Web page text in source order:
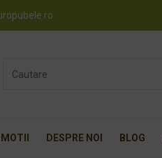
DESPRE NOI BLOG